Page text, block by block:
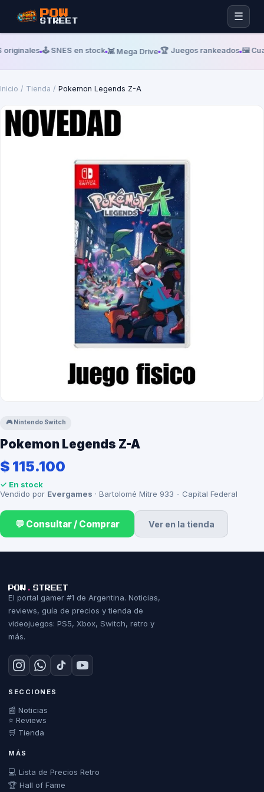
POW
STREET ☰
originales 🕹️ SNES en stock 👾 Mega Drive 🏆 Juegos rankeados 🖼️
Inicio / Tienda / Pokemon Legends Z-A
🎮 Nintendo Switch
Pokemon Legends Z-A
$ 115.100
✓ En stock
Vendido por Evergames · Bartolomé Mitre 933 - Capital Federal
💬 Consultar / Comprar Ver en la tienda
POW . STREET
El portal gamer #1 de Argentina. Noticias,
reviews, guía de precios y tienda de
videojuegos: PS5, Xbox, Switch, retro y
más.
SECCIONES
📰 Noticias
⭐ Reviews
🛒 Tienda
MÁS
💻 Lista de Precios Retro
🏆 Hall of Fame